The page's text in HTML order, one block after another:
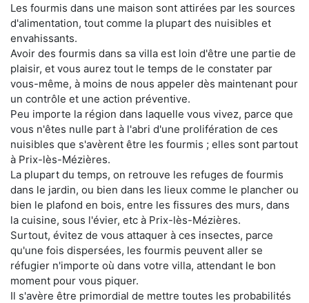
Les fourmis dans une maison sont attirées par les sources
d'alimentation, tout comme la plupart des nuisibles et
envahissants.
Avoir des fourmis dans sa villa est loin d'être une partie de
plaisir, et vous aurez tout le temps de le constater par
vous-même, à moins de nous appeler dès maintenant pour
un contrôle et une action préventive.
Peu importe la région dans laquelle vous vivez, parce que
vous n'êtes nulle part à l'abri d'une prolifération de ces
nuisibles que s'avèrent être les fourmis ; elles sont partout
à Prix-lès-Mézières.
La plupart du temps, on retrouve les refuges de fourmis
dans le jardin, ou bien dans les lieux comme le plancher ou
bien le plafond en bois, entre les fissures des murs, dans
la cuisine, sous l'évier, etc à Prix-lès-Mézières.
Surtout, évitez de vous attaquer à ces insectes, parce
qu'une fois dispersées, les fourmis peuvent aller se
réfugier n'importe où dans votre villa, attendant le bon
moment pour vous piquer.
Il s'avère être primordial de mettre toutes les probabilités